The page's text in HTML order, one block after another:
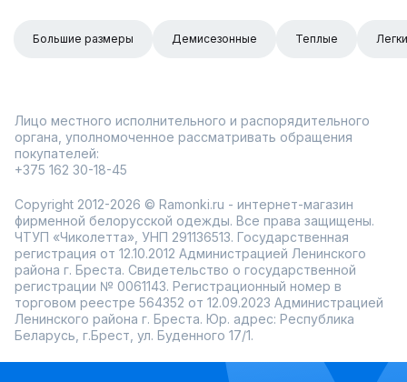
Большие размеры Демисезонные Теплые
Лицо местного исполнительного и распорядительного
органа, уполномоченное рассматривать обращения
покупателей:
+375 162 30-18-45
Copyright 2012-2026 © Ramonki.ru - интернет-магазин
фирменной белорусской одежды. Все права защищены.
ЧТУП «Чиколетта», УНП 291136513. Государственная
регистрация от 12.10.2012 Администрацией Ленинского
района г. Бреста. Свидетельство о государственной
регистрации № 0061143. Регистрационный номер в
торговом реестре 564352 от 12.09.2023 Администрацией
Ленинского района г. Бреста. Юр. адрес: Республика
Беларусь, г.Брест, ул. Буденного 17/1.